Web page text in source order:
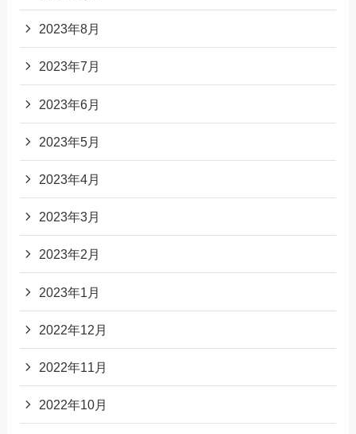
2023年8月
2023年7月
2023年6月
2023年5月
2023年4月
2023年3月
2023年2月
2023年1月
2022年12月
2022年11月
2022年10月